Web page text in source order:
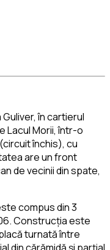
în cartierul
Lacul Morii, într-o
închis), cu
are un front
de vecinii din spate,
compus din 3
Construcția este
turnată între
din cărămidă și parțial